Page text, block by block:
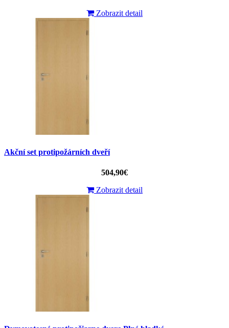
Zobrazit detail
Akční set protipožárních dveří
504,90€
Zobrazit detail